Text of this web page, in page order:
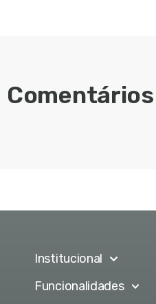
Comentários
Institucional
Funcionalidades